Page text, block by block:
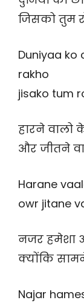
जिसको तुम
Duniyaa ko
rakho
jisako tum
हारने वालो
और जीतने
Harane
owr jitane
नजर हमेशा
क्योंकि
Najar